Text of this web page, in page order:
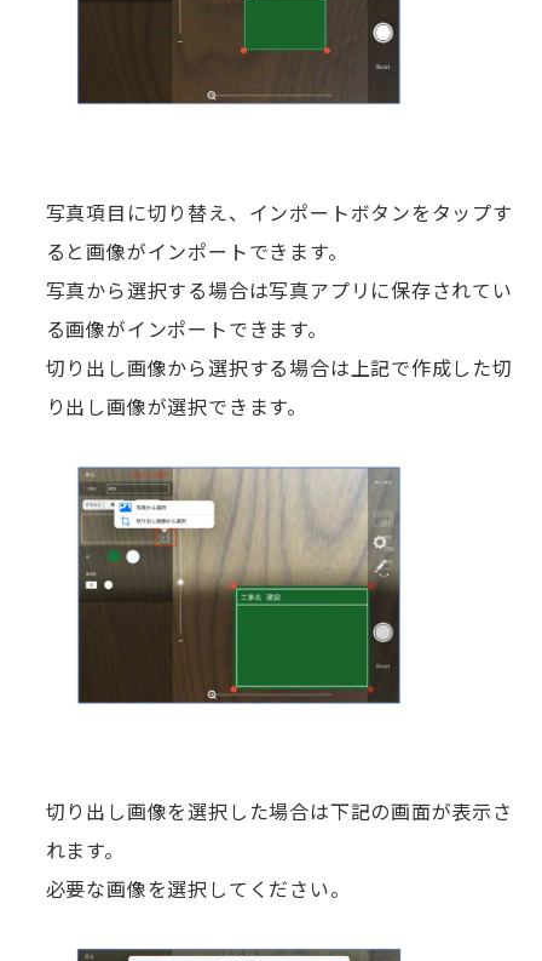
写真項目に切り替え、インポートボタンをタップす
ると画像がインポートできます。
写真から選択する場合は写真アプリに保存されてい
る画像がインポートできます。
切り出し画像から選択する場合は上記で作成した切
り出し画像が選択できます。
切り出し画像を選択した場合は下記の画面が表示さ
れます。
必要な画像を選択してください。